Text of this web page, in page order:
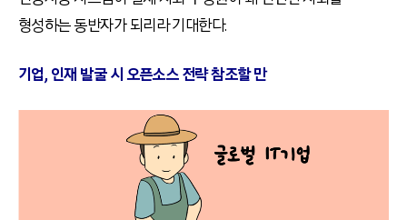
형성하는 동반자가 되리라 기대한다.
기업, 인재 발굴 시 오픈소스 전략 참조할 만